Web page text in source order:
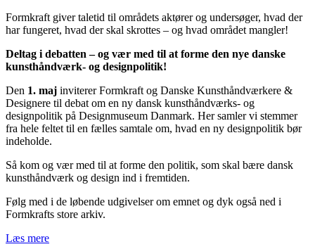
Formkraft giver taletid til områdets aktører og undersøger, hvad der
har fungeret, hvad der skal skrottes – og hvad området mangler!
Deltag i debatten – og vær med til at forme den nye danske
kunsthåndværk- og designpolitik!
Den 1. maj inviterer Formkraft og Danske Kunsthåndværkere &
Designere til debat om en ny dansk kunsthåndværks- og
designpolitik på Designmuseum Danmark. Her samler vi stemmer
fra hele feltet til en fælles samtale om, hvad en ny designpolitik bør
indeholde.
Så kom og vær med til at forme den politik, som skal bære dansk
kunsthåndværk og design ind i fremtiden.
Følg med i de løbende udgivelser om emnet og dyk også ned i
Formkrafts store arkiv.
Læs mere